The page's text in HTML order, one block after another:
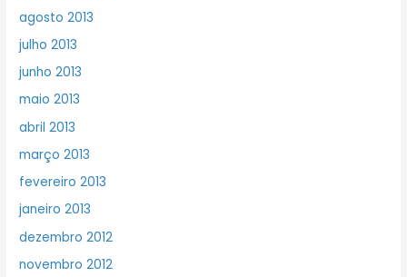
agosto 2013
julho 2013
junho 2013
maio 2013
abril 2013
março 2013
fevereiro 2013
janeiro 2013
dezembro 2012
novembro 2012